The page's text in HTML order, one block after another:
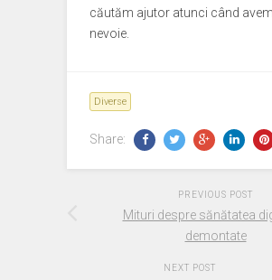
căutăm ajutor atunci când avem
nevoie.
Diverse
Share:
PREVIOUS POST
Mituri despre sănătatea
demontate
NEXT POST